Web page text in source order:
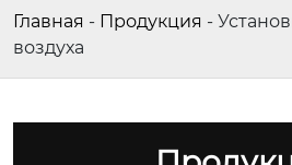
Главная - Продукция -
воздуха